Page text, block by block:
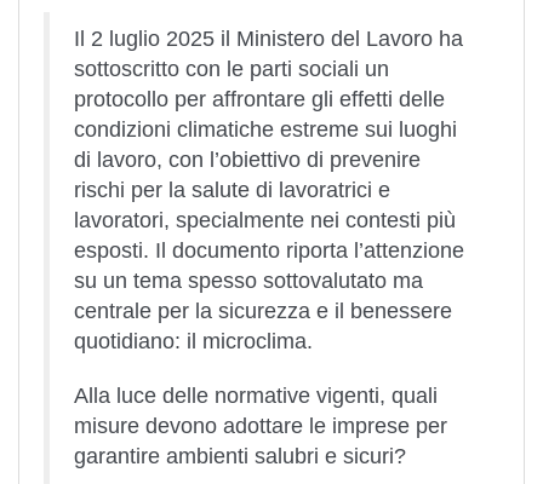
Il 2 luglio 2025 il Ministero del Lavoro ha
sottoscritto con le parti sociali un
protocollo per affrontare gli effetti delle
condizioni climatiche estreme sui luoghi
di lavoro, con l’obiettivo di prevenire
rischi per la salute di lavoratrici e
lavoratori, specialmente nei contesti più
esposti. Il documento riporta l’attenzione
su un tema spesso sottovalutato ma
centrale per la sicurezza e il benessere
quotidiano: il microclima.
Alla luce delle normative vigenti, quali
misure devono adottare le imprese per
garantire ambienti salubri e sicuri?